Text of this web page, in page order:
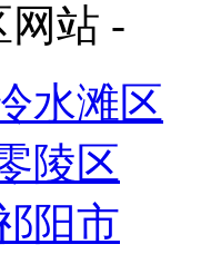
网站 -
水滩区
陵区
阳市